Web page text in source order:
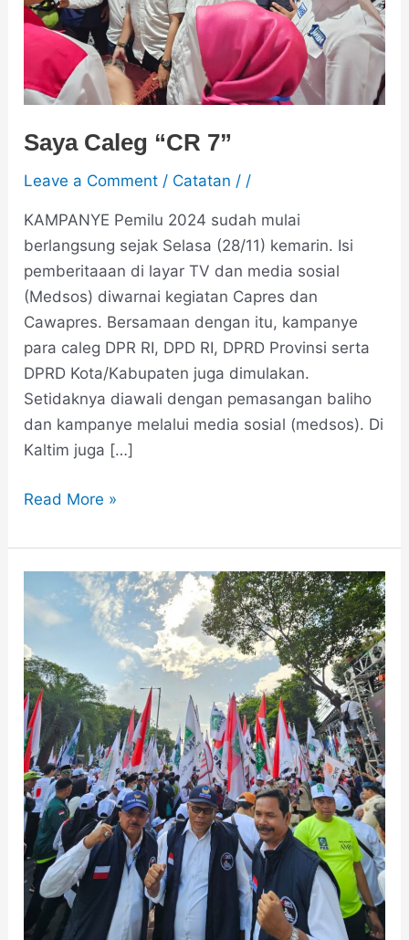
Saya Caleg “CR 7”
Leave a Comment / Catatan / /
KAMPANYE Pemilu 2024 sudah mulai
berlangsung sejak Selasa (28/11) kemarin. Isi
pemberitaaan di layar TV dan media sosial
(Medsos) diwarnai kegiatan Capres dan
Cawapres. Bersamaan dengan itu, kampanye
para caleg DPR RI, DPD RI, DPRD Provinsi serta
DPRD Kota/Kabupaten juga dimulakan.
Setidaknya diawali dengan pemasangan baliho
dan kampanye melalui media sosial (medsos). Di
Kaltim juga […]
Read More »
“AMIN”
KPU